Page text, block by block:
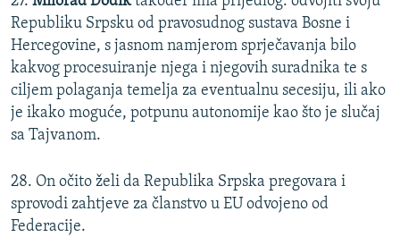
Republiku Srpsku od pravosudnog sustava Bosne i
Hercegovine, s jasnom namjerom sprječavanja bilo
kakvog procesuiranje njega i njegovih suradnika te s
ciljem polaganja temelja za eventualnu secesiju, ili ako
je ikako moguće, potpunu autonomije kao što je slučaj
sa Tajvanom.
28. On očito želi da Republika Srpska pregovara i
sprovodi zahtjeve za članstvo u EU odvojeno od
Federacije.